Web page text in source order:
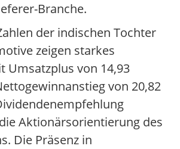
Branche.
der indischen Tochter
zeigen starkes
Umsatzplus von 14,93
von 20,82
Aktionärsorientierung des
Die Präsenz in